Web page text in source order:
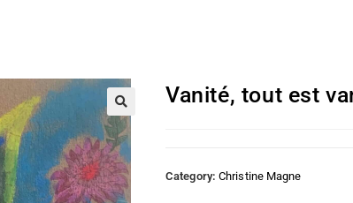
Vanité, tout est
Category: Christine Magne